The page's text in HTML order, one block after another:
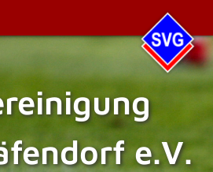
e.V.